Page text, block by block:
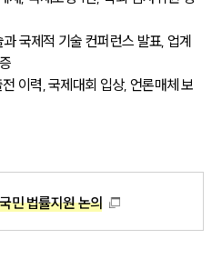
국제적 기술 컨퍼런스 발표, 업계
이력, 국제대회 입상, 언론매체 보
민 법률지원 논의